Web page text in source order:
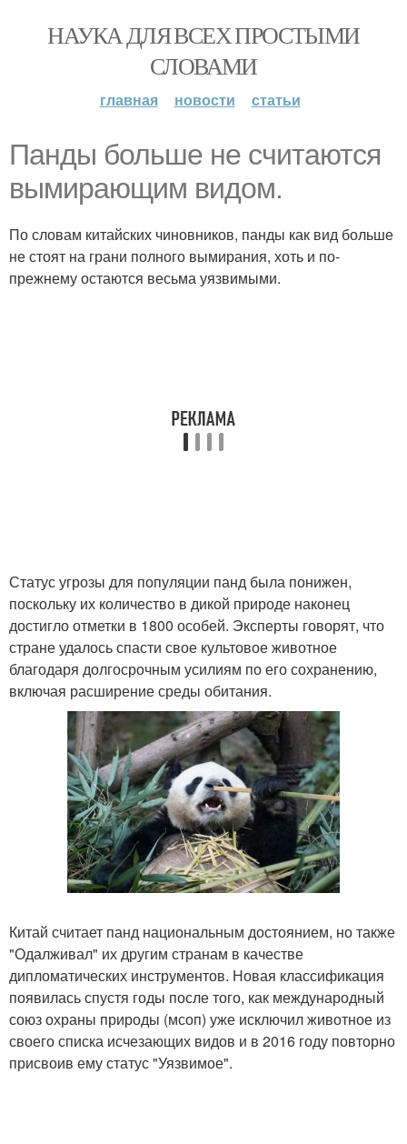
НАУКА ДЛЯ ВСЕХ ПРОСТЫМИ
СЛОВАМИ
главная новости статьи
Панды больше не считаются
вымирающим видом.
По словам китайских чиновников, панды как вид больше
не стоят на грани полного вымирания, хоть и по-
прежнему остаются весьма уязвимыми.
Статус угрозы для популяции панд была понижен,
поскольку их количество в дикой природе наконец
достигло отметки в 1800 особей. Эксперты говорят, что
стране удалось спасти свое культовое животное
благодаря долгосрочным усилиям по его сохранению,
включая расширение среды обитания.
Китай считает панд национальным достоянием, но также
"Одалживал" их другим странам в качестве
дипломатических инструментов. Новая классификация
появилась спустя годы после того, как международный
союз охраны природы (мсоп) уже исключил животное из
своего списка исчезающих видов и в 2016 году повторно
присвоив ему статус "Уязвимое".